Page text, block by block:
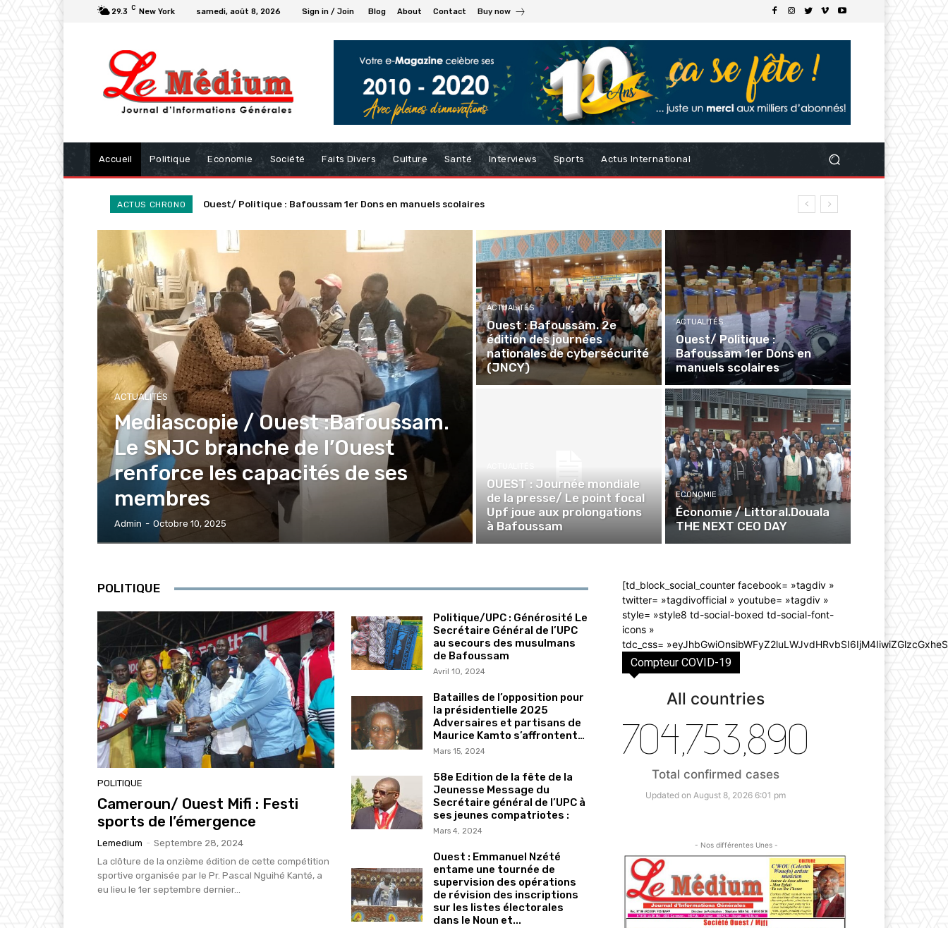
29.3 C New York samedi, août 8, 2026 Sign in / Join Blog About Contact Buy now
Accueil Politique Economie Société Faits Divers Culture Santé Interviews Sports Actus International
ACTUS CHRONO Ouest/ Politique : Bafoussam 1er Dons en manuels scolaires
OUEST : Journée mondiale de la presse/ Le point focal Upf joue aux prolongations à Bafoussam
ACTUALITÉS
Mediascopie / Ouest :Bafoussam.
Le SNJC branche de l’Ouest
renforce les capacités de ses
membres
Admin - Octobre 10, 2025
ACTUALITÉS
Ouest : Bafoussam. 2e
édition des journées
nationales de cybersécurité
(JNCY)
ACTUALITÉS
Ouest/ Politique :
Bafoussam 1er Dons en
manuels scolaires
OUEST : Journée mondiale
de la presse/ Le point focal
Upf joue aux prolongations
à Bafoussam
ECONOMIE
Économie / Littoral.Douala
THE NEXT CEO DAY
POLITIQUE
POLITIQUE
Cameroun/ Ouest Mifi : Festi
sports de l’émergence
Lemedium - Septembre 28, 2024
La clôture de la onzième édition de cette compétition
sportive organisée par le Pr. Pascal Nguihé Kanté, a
eu lieu le 1er septembre dernier...
Politique/UPC : Générosité Le
Secrétaire Général de l’UPC
au secours des musulmans
de Bafoussam
Avril 10, 2024
Batailles de l’opposition pour
la présidentielle 2025
Adversaires et partisans de
Maurice Kamto s’affrontent…
Mars 15, 2024
58e Edition de la fête de la
Jeunesse Message du
Secrétaire général de l’UPC à
ses jeunes compatriotes :
Mars 4, 2024
Ouest : Emmanuel Nzété
entame une tournée de
supervision des opérations
de révision des inscriptions
sur les listes électorales
dans le Noun et...
[td_block_social_counter facebook= »tagdiv »
twitter= »tagdivofficial » youtube= »tagdiv »
style= »style8 td-social-boxed td-social-font-
icons »
tdc_css=
Compteur COVID-19
All countries
704,753,890
Total confirmed cases
Updated on August 8, 2026 6:01 pm
- Nos différentes Unes -